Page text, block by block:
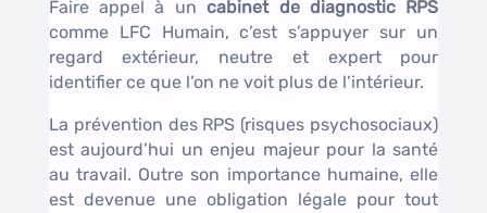
Faire appel à uncabinet de diagnostic RPS
comme LFC Humain, c’est s’appuyer sur un
regard extérieur, neutre et expert pour
identifier ce que l’on ne voit plus de l’intérieur.
La prévention des RPS (risques psychosociaux)
est aujourd’hui un enjeu majeur pour la santé
au travail. Outre son importance humaine, elle
est devenue une obligation légale pour tout